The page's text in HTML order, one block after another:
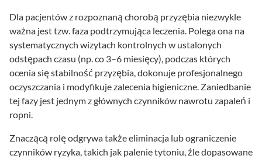
Dla pacjentów z rozpoznaną chorobą przyzębia niezwykle
ważna jest tzw. faza podtrzymująca leczenia. Polega ona na
systematycznych wizytach kontrolnych w ustalonych
odstępach czasu (np. co 3–6 miesięcy), podczas których
ocenia się stabilność przyzębia, dokonuje profesjonalnego
oczyszczania i modyfikuje zalecenia higieniczne. Zaniedbanie
tej fazy jest jednym z głównych czynników nawrotu zapaleń i
ropni.
Znaczącą rolę odgrywa także eliminacja lub ograniczenie
czynników ryzyka, takich jak palenie tytoniu, źle dopasowane